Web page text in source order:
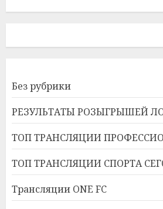
Без рубрики
РЕЗУЛЬТАТЫ РОЗЫГРЫШЕЙ
ТОП ТРАНСЛЯЦИИ
ТОП ТРАНСЛЯЦИИ СПОРТА
Трансляции ONE FC